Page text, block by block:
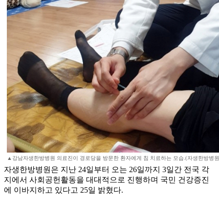
▲강남자생한방병원 의료진이 경로당을 방문한 환자에게 침 치료하는 모습.(자생한방병
자생한방병원은 지난 24일부터 오는 26일까지 3일간 전국 각
지에서 사회공헌활동을 대대적으로 진행하며 국민 건강증진
에 이바지하고 있다고 25일 밝혔다.